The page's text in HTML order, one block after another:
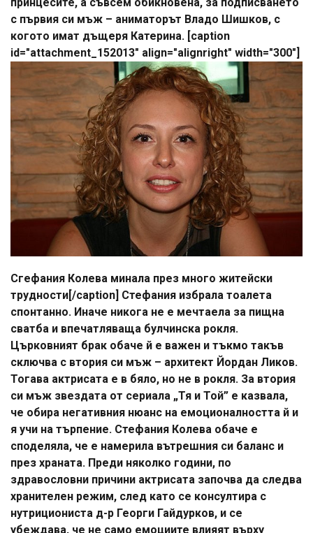
с първия си мъж – аниматорът Владо Шишков, с
когото имат дъщеря Катерина. [caption
id="attachment_152013" align="alignright" width="300"]
Сгефания Колева минала през много житейски
трудности[/caption] Стефания избрала тоалета
спонтанно. Иначе никога не е мечтаела за пищна
сватба и впечатляваща булчинска рокля.
Църковният брак обаче й е важен и тъкмо такъв
сключва с втория си мъж – архитект Йордан Ликов.
Тогава актрисата е в бяло, но не в рокля. За втория
си мъж звездата от сериала „Тя и Той” е казвала,
че обира негативния нюанс на емоционалността й и
я учи на търпение. Стефания Колева обаче е
споделяла, че е намерила вътрешния си баланс и
през храната. Преди няколко години, по
здравословни причини актрисата започва да следва
хранителен режим, след като се консултира с
нутрициониста д-р Георги Гайдурков, и се
убеждава, че не само емоциите влияят върху